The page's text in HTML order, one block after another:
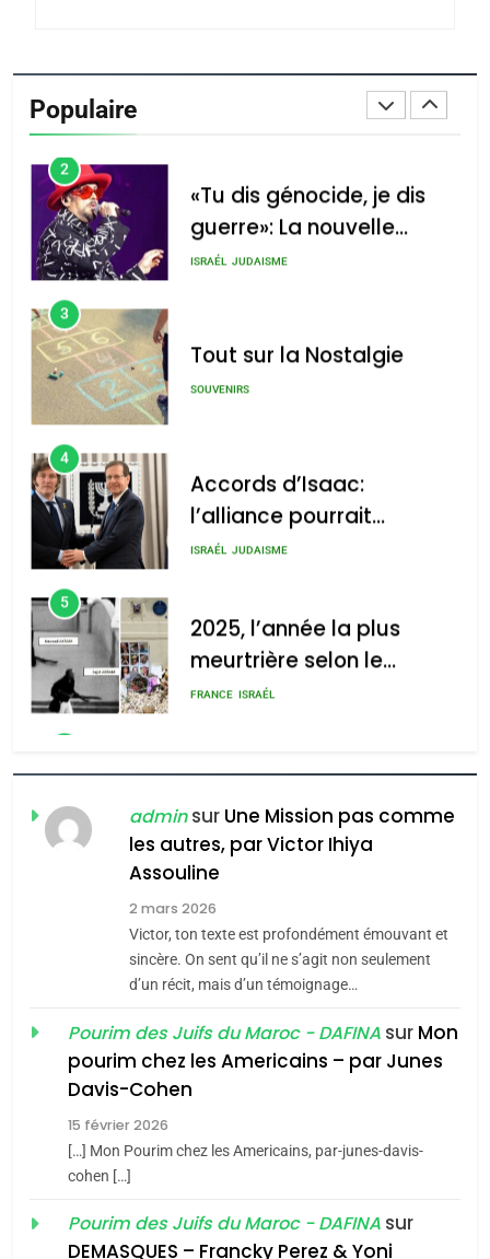
Populaire
guerre»: La nouvelle
chanson de Boy George
3
Tout sur la Nostalgie
SOUVENIRS
4
Accords d’Isaac:
l’alliance pourrait
5
2025, l’année la plus
meurtrière selon le
rapport d’ADL contre
FRANCE ISRAÉL
6
FIÈRE, DIGNE ET RÉSILIENTE :
POURQUOI JE REVENDIQUE
MA JUDAÏTE par Thérèse
ISRAÉL JUDAISME
CE QUI NOUS MANQUE –
Jacques Hadida
JUDAISME
Maroc : Les amandes de
Tafraout, le miel de Tadla
Azilal consacrés produits
du terroir
DAFINA MAROC
Oeil ravageur – Vanessa
De Loya Stauber
«Tu dis génocide, je dis
guerre»: La nouvelle
adminsur Une Mission pas comme
les autres, par Victor Ihiya
Assouline
2 mars 2026
Victor, ton texte est profondément émouvant et
sincère. On sent qu’il ne s’agit non seulement
d’un récit, mais d’un témoignage…
Pourim des Juifs du Maroc - DAFINA sur Mon
pourim chez les Americains – par Junes
Davis-Cohen
15 février 2026
[…] Mon Pourim chez les Americains, par-junes-davis-
cohen […]
Pourim des Juifs du Maroc - DAFINA sur
DEMASQUES – Francky Perez & Yoni
2025, l’année la plus
d’ADL contre
l’antisémitisme
FRANCE ISRAÉL